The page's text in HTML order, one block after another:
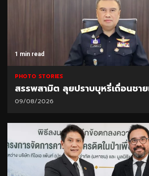
1 min read
PHOTO STORIES
สรรพสามิต ลุยปราบบุหรี่เถื่อนชา
09/08/2026